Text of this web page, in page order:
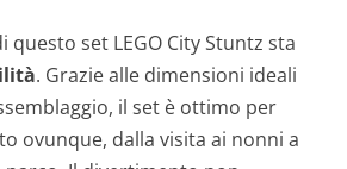
questo set LEGO City Stuntz sta
. Grazie alle dimensioni ideali
il set è ottimo per
ovunque, dalla visita ai nonni a